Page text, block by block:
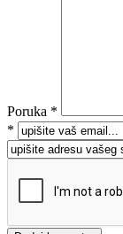
Poruka *
*